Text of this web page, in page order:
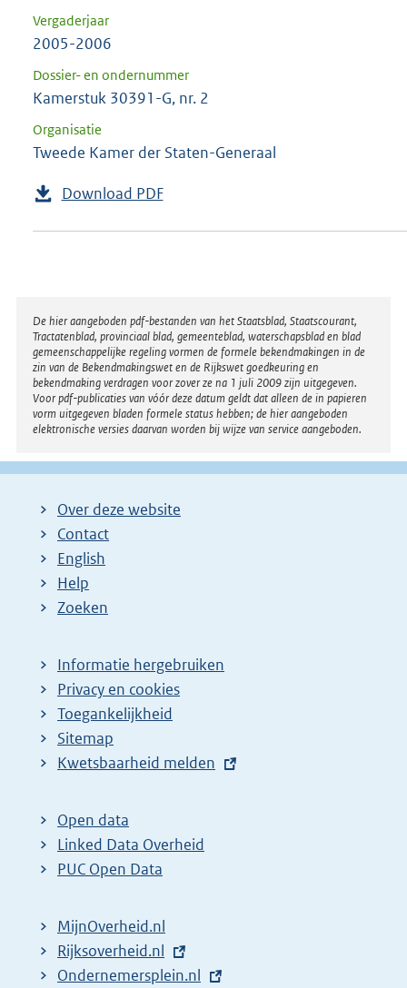
Vergaderjaar
2005-2006
Dossier- en ondernummer
Kamerstuk 30391-G, nr. 2
Organisatie
Tweede Kamer der Staten-Generaal
Download PDF
Disclaimer
De hier aangeboden pdf-bestanden van het Staatsblad, Staatscourant,
Tractatenblad, provinciaal blad, gemeenteblad, waterschapsblad en blad
gemeenschappelijke regeling vormen de formele bekendmakingen in de
zin van de Bekendmakingswet en de Rijkswet goedkeuring en
bekendmaking verdragen voor zover ze na 1 juli 2009 zijn uitgegeven.
Voor pdf-publicaties van vóór deze datum geldt dat alleen de in papieren
vorm uitgegeven bladen formele status hebben; de hier aangeboden
elektronische versies daarvan worden bij wijze van service aangeboden.
Over deze website
Contact
English
Help
Zoeken
Informatie hergebruiken
Privacy en cookies
Toegankelijkheid
Sitemap
E
t
e
r
l
i
n
Kwetsbaarheid melden
Open data
Linked Data Overheid
PUC Open Data
MijnOverheid.nl
E
x
Rijksoverheid.nl
E
Ondernemersplein.nl